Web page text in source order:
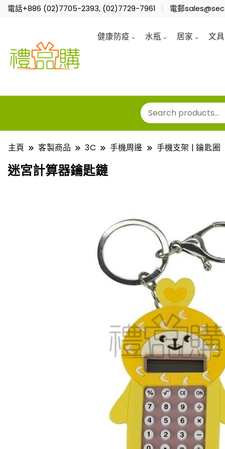
電話+886 (02)7705-2393, (02)7729-7961 電郵
健康防疫 水瓶 居家 文具
主頁 客製商品 3C 手機周邊 手機支架 | 鑰匙圈
迷宮計算器鑰匙鏈